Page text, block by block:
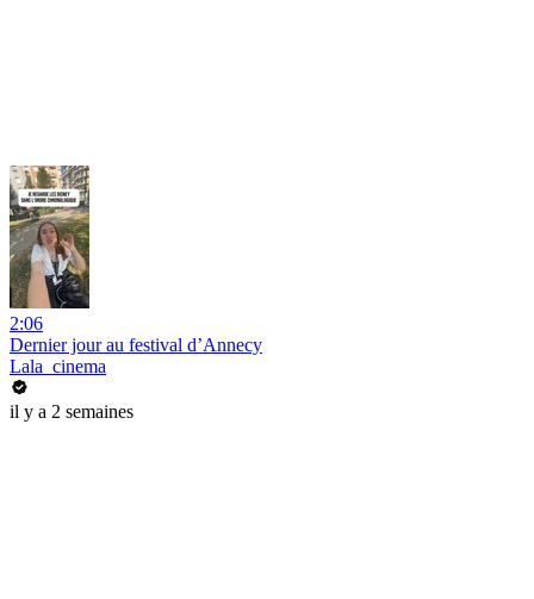
2:06
Dernier jour au festival d’Annecy
Lala_cinema
il y a 2 semaines